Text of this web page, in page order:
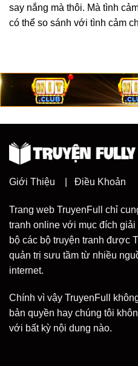
say nắng mà thôi. Mà tình
có thể so sánh với tình cảm
Giới Thiệu Điều Khoản
Trang web TruyenFull chỉ
tranh online với mục đích giải
bộ các bộ truyện tranh được
quản trị sưu tầm từ nhiều
internet.
Chính vì vậy TruyenFull
bản quyền hay chúng tôi
với bất kỳ nội dung nào.